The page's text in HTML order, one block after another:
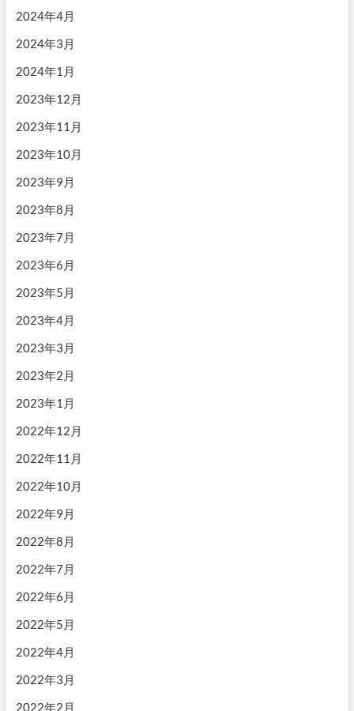
2024年4月
2024年3月
2024年1月
2023年12月
2023年11月
2023年10月
2023年9月
2023年8月
2023年7月
2023年6月
2023年5月
2023年4月
2023年3月
2023年2月
2023年1月
2022年12月
2022年11月
2022年10月
2022年9月
2022年8月
2022年7月
2022年6月
2022年5月
2022年4月
2022年3月
2022年2月